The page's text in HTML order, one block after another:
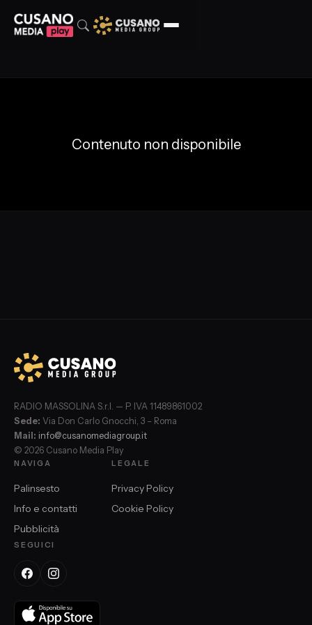
Contenuto non disponibile
RADIO MASSOLINA S.r.l. — P. IVA 11489861002
Sede: Via Don Carlo Gnocchi, 3 – Roma
Mail: info@cusanomediagroup.it
© 2026 Cusano Media Play
NAVIGA
Palinsesto
Info e contatti
Pubblicità
LEGALE
Privacy Policy
Cookie Policy
SEGUICI